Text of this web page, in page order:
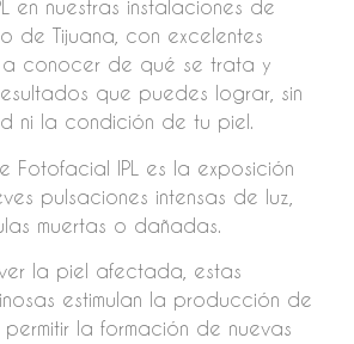
en nuestras instalaciones de
de Tijuana, con excelentes
a conocer de qué se trata y
que puedes lograr, sin
ni la condición de tu piel.
Fotofacial IPL es la exposición
pulsaciones intensas de luz,
muertas o dañadas.
la piel afectada, estas
estimulan la producción de
la formación de nuevas